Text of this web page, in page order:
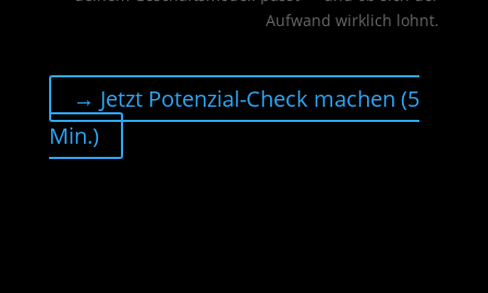
Aufwand wirklich lohnt.
→ Jetzt Potenzial-Check machen (5
Min.)